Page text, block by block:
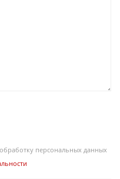
персональных данных